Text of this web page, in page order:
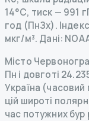
14°C, тиск — 991
год (ПнЗх).
мкг/м³. Дані:
Місто
Пн і довготі
Україна
цій широті
час потужних бур